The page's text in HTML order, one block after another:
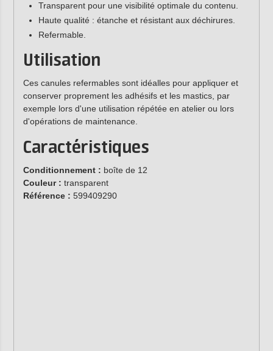
Transparent pour une visibilité optimale du contenu.
Haute qualité : étanche et résistant aux déchirures.
Refermable.
Utilisation
Ces canules refermables sont idéalles pour appliquer et
conserver proprement les adhésifs et les mastics, par
exemple lors d'une utilisation répétée en atelier ou lors
d'opérations de maintenance.
Caractéristiques
Conditionnement : boîte de 12
Couleur : transparent
Référence : 599409290